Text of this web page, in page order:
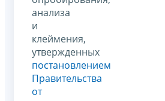
анализа
и
клеймения,
утвержденных
постановлением
Правительства
от